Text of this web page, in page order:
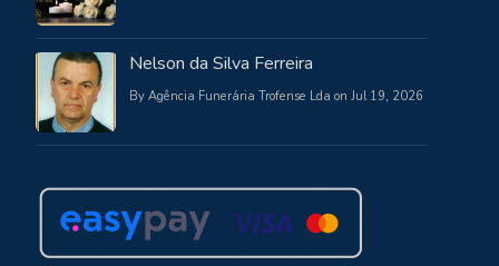
Nelson da Silva Ferreira
By Agência Funerária Trofense Lda on Jul 19, 2026